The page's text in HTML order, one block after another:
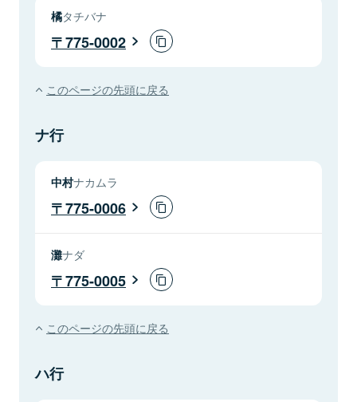
橘タチバナ
775-0002
このページの先頭に戻る
ナ行
中村ナカムラ
775-0006
灘ナダ
775-0005
このページの先頭に戻る
ハ行